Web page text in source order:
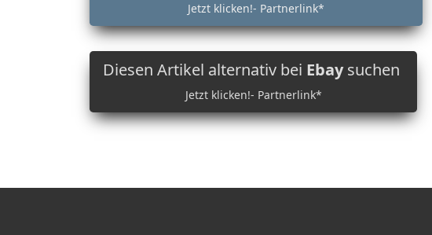
Jetzt klicken!- Partnerlink*
Diesen Artikel alternativ bei Ebaysuchen
Jetzt klicken!- Partnerlink*